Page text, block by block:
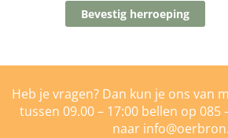
Bevestig herroeping
Heb je vragen? Dan kun je ons van
tussen 09.00 – 17:00 bellen op 085
naar